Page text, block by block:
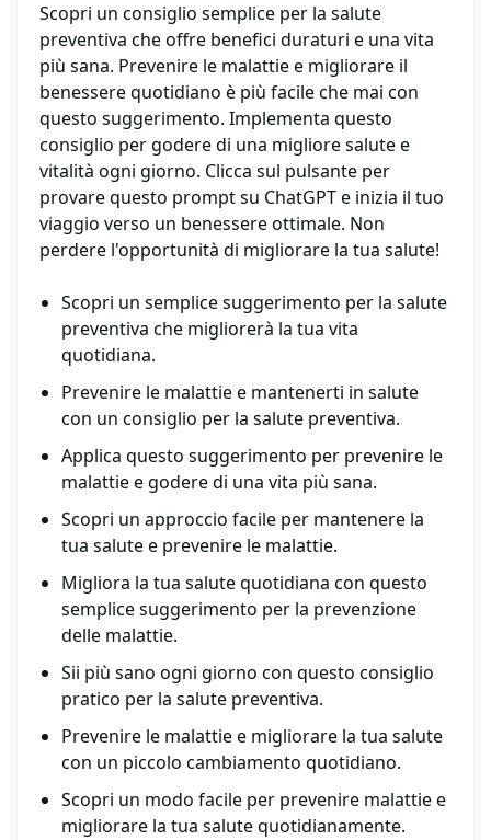
Scopri un consiglio semplice per la salute
preventiva che offre benefici duraturi e una vita
più sana. Prevenire le malattie e migliorare il
benessere quotidiano è più facile che mai con
questo suggerimento. Implementa questo
consiglio per godere di una migliore salute e
vitalità ogni giorno. Clicca sul pulsante per
provare questo prompt su ChatGPT e inizia il tuo
viaggio verso un benessere ottimale. Non
perdere l'opportunità di migliorare la tua salute!
Scopri un semplice suggerimento per la salute
preventiva che migliorerà la tua vita
quotidiana.
Prevenire le malattie e mantenerti in salute
con un consiglio per la salute preventiva.
Applica questo suggerimento per prevenire le
malattie e godere di una vita più sana.
Scopri un approccio facile per mantenere la
tua salute e prevenire le malattie.
Migliora la tua salute quotidiana con questo
semplice suggerimento per la prevenzione
delle malattie.
Sii più sano ogni giorno con questo consiglio
pratico per la salute preventiva.
Prevenire le malattie e migliorare la tua salute
con un piccolo cambiamento quotidiano.
Scopri un modo facile per prevenire malattie e
migliorare la tua salute quotidianamente.